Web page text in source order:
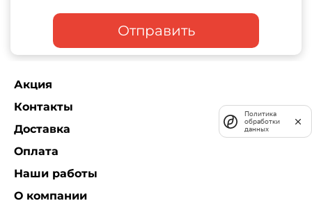
Отправить
Акция
Контакты
Доставка
Оплата
Наши работы
О компании
Политика
обработки
данных